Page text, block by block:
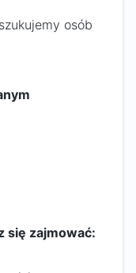
osób
się zajmować: